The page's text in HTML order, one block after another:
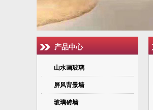
产品中心
山水画玻璃
屏风背景墙
玻璃砖墙